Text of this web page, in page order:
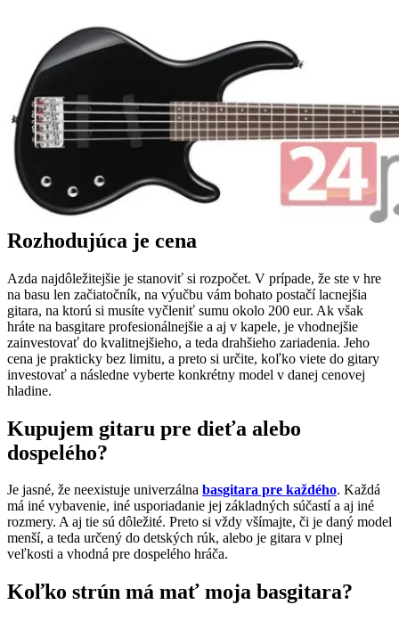
Rozhodujúca je cena
Azda najdôležitejšie je stanoviť si rozpočet. V prípade, že ste v hre
na basu len začiatočník, na výučbu vám bohato postačí lacnejšia
gitara, na ktorú si musíte vyčleniť sumu okolo 200 eur. Ak však
hráte na basgitare profesionálnejšie a aj v kapele, je vhodnejšie
zainvestovať do kvalitnejšieho, a teda drahšieho zariadenia. Jeho
cena je prakticky bez limitu, a preto si určite, koľko viete do gitary
investovať a následne vyberte konkrétny model v danej cenovej
hladine.
Kupujem gitaru pre dieťa alebo
dospelého?
Je jasné, že neexistuje univerzálna basgitara pre každého. Každá
má iné vybavenie, iné usporiadanie jej základných súčastí a aj iné
rozmery. A aj tie sú dôležité. Preto si vždy všímajte, či je daný model
menší, a teda určený do detských rúk, alebo je gitara v plnej
veľkosti a vhodná pre dospelého hráča.
Koľko strún má mať moja basgitara?